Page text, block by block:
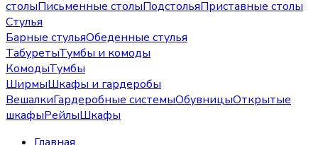
столыПисьменные столыПодстольяПриставные столы
Стулья
Барные стульяОбеденные стулья
ТабуретыТумбы и комоды
КомодыТумбы
ШирмыШкафы и гардеробы
ВешалкиГардеробные системыОбувницыОткрытые
шкафыРейлыШкафы